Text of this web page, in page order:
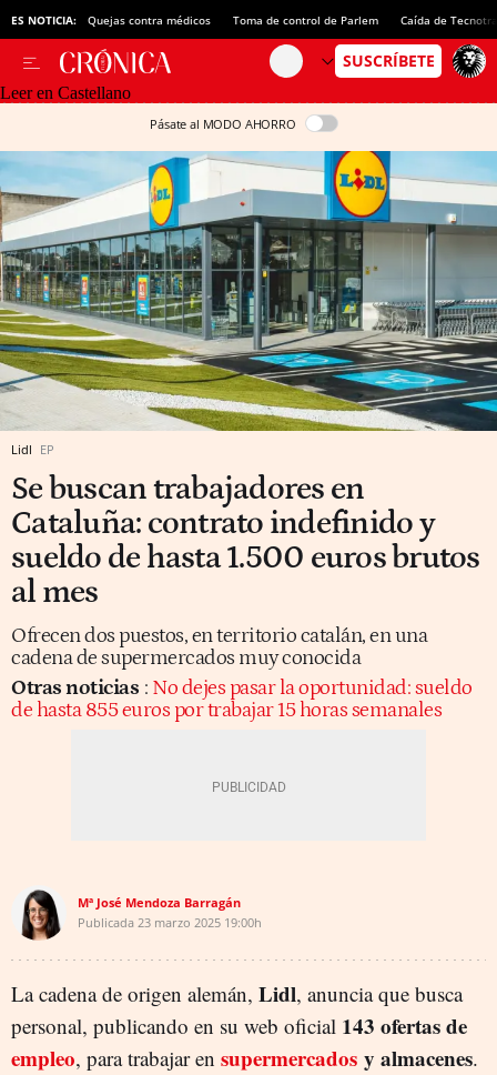
ES NOTICIA: Quejas contra médicos Toma de control de Parlem Caída de
Leer en Castellano
Pásate al MODO AHORRO
Lidl EP
Se buscan trabajadores en
Cataluña: contrato indefinido y
sueldo de hasta 1.500 euros brutos
al mes
Ofrecen dos puestos, en territorio catalán, en una
cadena de supermercados muy conocida
Otras noticias : No dejes pasar la oportunidad: sueldo
de hasta 855 euros por trabajar 15 horas semanales
Mª José Mendoza Barragán
Publicada 23 marzo 2025 19:00h
La cadena de origen alemán, Lidl, anuncia que busca
personal, publicando en su web oficial 143 ofertas de
empleo, para trabajar en supermercados y almacenes.